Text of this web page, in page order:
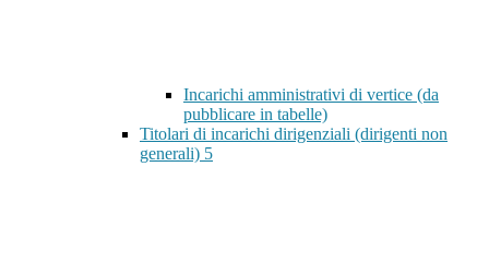
Incarichi amministrativi di vertice (da
pubblicare in tabelle)
Titolari di incarichi dirigenziali (dirigenti non
generali) 5